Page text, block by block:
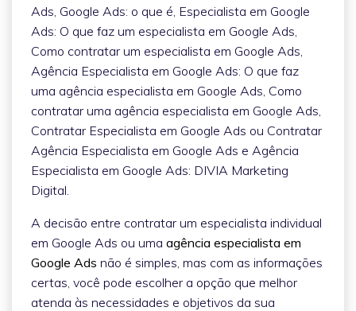
Ads, Google Ads: o que é, Especialista em Google
Ads: O que faz um especialista em Google Ads,
Como contratar um especialista em Google Ads,
Agência Especialista em Google Ads: O que faz
uma agência especialista em Google Ads, Como
contratar uma agência especialista em Google Ads,
Contratar Especialista em Google Ads ou Contratar
Agência Especialista em Google Ads e Agência
Especialista em Google Ads: DIVIA Marketing
Digital.
A decisão entre contratar um especialista individual
em Google Ads ou uma agência especialista em
Google Ads não é simples, mas com as informações
certas, você pode escolher a opção que melhor
atenda às necessidades e objetivos da sua